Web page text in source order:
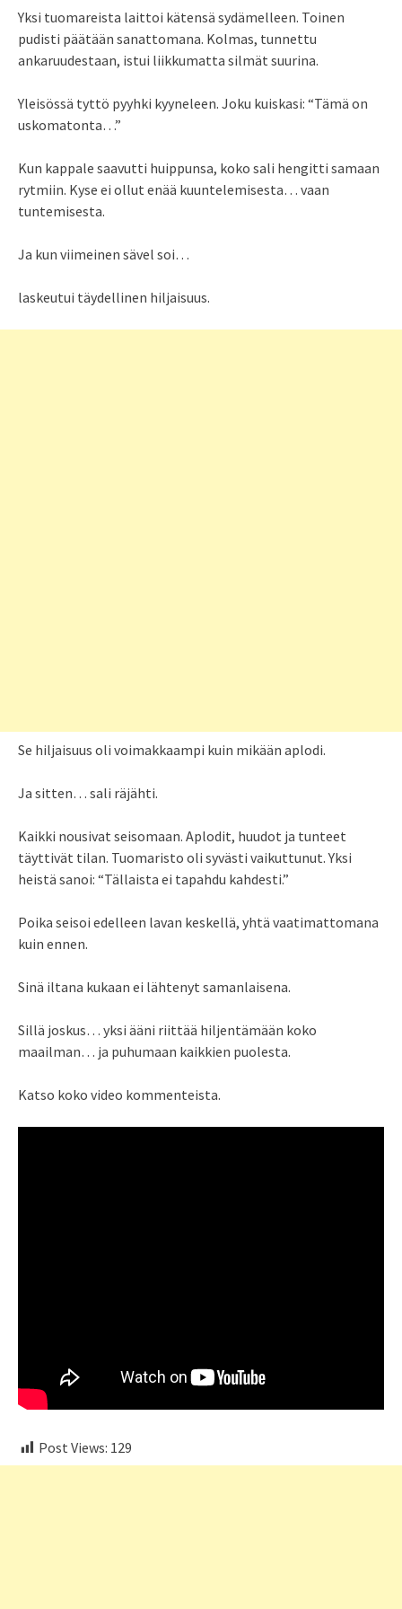
Yksi tuomareista laittoi kätensä sydämelleen. Toinen
pudisti päätään sanattomana. Kolmas, tunnettu
ankaruudestaan, istui liikkumatta silmät suurina.
Yleisössä tyttö pyyhki kyyneleen. Joku kuiskasi: “Tämä on
uskomatonta…”
Kun kappale saavutti huippunsa, koko sali hengitti samaan
rytmiin. Kyse ei ollut enää kuuntelemisesta… vaan
tuntemisesta.
Ja kun viimeinen sävel soi…
laskeutui täydellinen hiljaisuus.
Se hiljaisuus oli voimakkaampi kuin mikään aplodi.
Ja sitten… sali räjähti.
Kaikki nousivat seisomaan. Aplodit, huudot ja tunteet
täyttivät tilan. Tuomaristo oli syvästi vaikuttunut. Yksi
heistä sanoi: “Tällaista ei tapahdu kahdesti.”
Poika seisoi edelleen lavan keskellä, yhtä vaatimattomana
kuin ennen.
Sinä iltana kukaan ei lähtenyt samanlaisena.
Sillä joskus… yksi ääni riittää hiljentämään koko
maailman… ja puhumaan kaikkien puolesta.
Katso koko video kommenteista.
Post Views: 129